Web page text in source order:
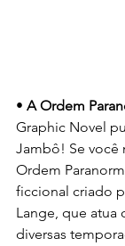
• A Ordem
Graphic Novel
Jambô! Se você
Ordem
ficcional criado
Lange, que atua
diversas